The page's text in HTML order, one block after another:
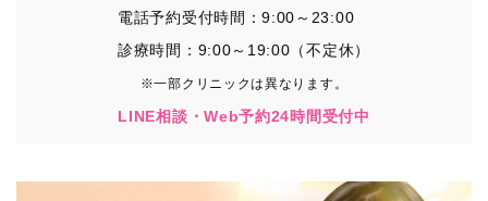
日時、閲覧履歴等に関連する情報
（これには、Cookie情報、アクセスログ等の利用状況に
関する情報を含みます。）
③TCBグループが第三者から間接的に収集する情報
患者様の同意を得た上で、以下の情報をパブリックDMP
電話予約受付時間：9:00～23:00
診療時間：9:00～19:00（不定休）
※一部クリニックは異なります。
LINE相談・Web予約24時間受付中